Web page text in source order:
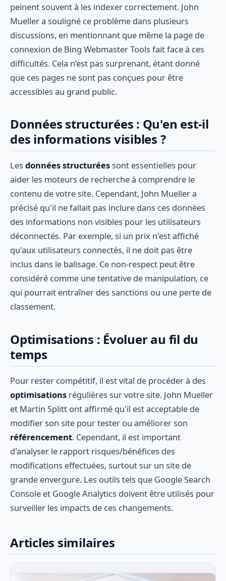
peinent souvent à les indexer correctement. John
Mueller a souligné ce problème dans plusieurs
discussions, en mentionnant que même la page de
connexion de Bing Webmaster Tools fait face à ces
difficultés. Cela n’est pas surprenant, étant donné
que ces pages ne sont pas conçues pour être
accessibles au grand public.
Données structurées : Qu'en est-il
des informations visibles ?
Les données structuréessont essentielles pour
aider les moteurs de recherche à comprendre le
contenu de votre site. Cependant, John Mueller a
précisé qu'il ne fallait pas inclure dans ces données
des informations non visibles pour les utilisateurs
déconnectés. Par exemple, si un prix n'est affiché
qu'aux utilisateurs connectés, il ne doit pas être
inclus dans le balisage. Ce non-respect peut être
considéré comme une tentative de manipulation, ce
qui pourrait entraîner des sanctions ou une perte de
classement.
Optimisations : Évoluer au fil du
temps
Pour rester compétitif, il est vital de procéder à des
optimisations régulières sur votre site. John Mueller
et Martin Splitt ont affirmé qu'il est acceptable de
modifier son site pour tester ou améliorer son
référencement. Cependant, il est important
d'analyser le rapport risques/bénéfices des
modifications effectuées, surtout sur un site de
grande envergure. Les outils tels que Google Search
Console et Google Analytics doivent être utilisés pour
surveiller les impacts de ces changements.
Articles similaires